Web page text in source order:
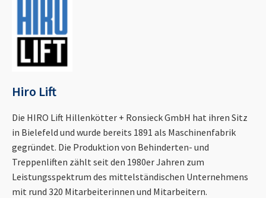
Hiro Lift
Die HIRO Lift Hillenkötter + Ronsieck GmbH hat ihren Sitz
in Bielefeld und wurde bereits 1891 als Maschinenfabrik
gegründet. Die Produktion von Behinderten- und
Treppenliften zählt seit den 1980er Jahren zum
Leistungsspektrum des mittelständischen Unternehmens
mit rund 320 Mitarbeiterinnen und Mitarbeitern.